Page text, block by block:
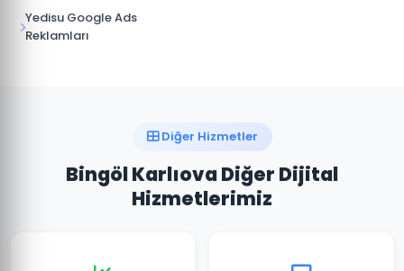
Yedisu Google Ads
Reklamları
Diğer Hizmetler
Bingöl Karlıova Diğer Dijital
Hizmetlerimiz